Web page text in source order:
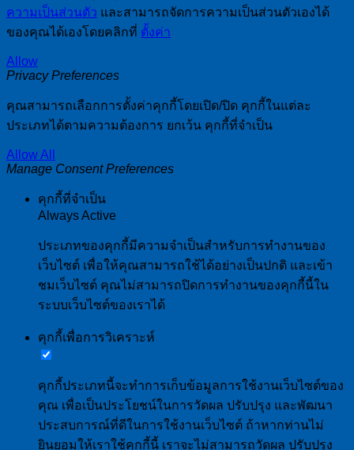
ความเป็นส่วนตัว และสามารถจัดการความเป็นส่วนตัวเองได้
ของคุณได้เองโดยคลิกที่ ตั้งค่า
Allow
Privacy Preferences
คุณสามารถเลือกการตั้งค่าคุกกี้โดยเปิด/ปิด คุกกี้ในแต่ละ
ประเภทได้ตามความต้องการ ยกเว้น คุกกี้ที่จำเป็น
Allow All
Manage Consent Preferences
คุกกี้ที่จำเป็น
Always Active
ประเภทของคุกกี้มีความจำเป็นสำหรับการทำงานของ
เว็บไซต์ เพื่อให้คุณสามารถใช้ได้อย่างเป็นปกติ และเข้า
ชมเว็บไซต์ คุณไม่สามารถปิดการทำงานของคุกกี้นี้ใน
ระบบเว็บไซต์ของเราได้
คุกกี้เพื่อการวิเคราะห์
คุกกี้ประเภทนี้จะทำการเก็บข้อมูลการใช้งานเว็บไซต์ของ
คุณ เพื่อเป็นประโยชน์ในการวัดผล ปรับปรุง และพัฒนา
ประสบการณ์ที่ดีในการใช้งานเว็บไซต์ ถ้าหากท่านไม่
ยินยอมให้เราใช้คุกกี้นี้ เราจะไม่สามารถวัดผล ปรับปรุง